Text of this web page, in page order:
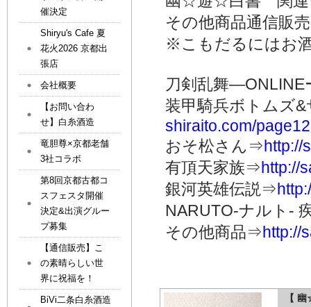
その他商品通信販
※こもだるにはお
刀剣乱舞
装甲騎兵ボトムズ
shiraito.com/
おそ松さん⇒http://
有頂天家族⇒http://
銀河英雄伝説⇒
NARUTO-ナルト-
その他商品⇒http://
【
催決定
Shiryu's Cafe 夏
花火2026 京都出
張店
会社概要
【お問い合わ
せ】白糸酒造
竜胆尊×京都老舗
3社コラボ
第8回京都古都コ
スフェスタ開催
決定&出演グルー
プ募集
【通信販売】こ
の素晴らしい世
界に祝福を！
BiVi二条白糸酒造